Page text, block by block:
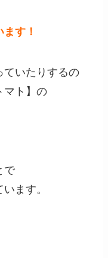
す！
ていたりするの
マト】の
で
ます。